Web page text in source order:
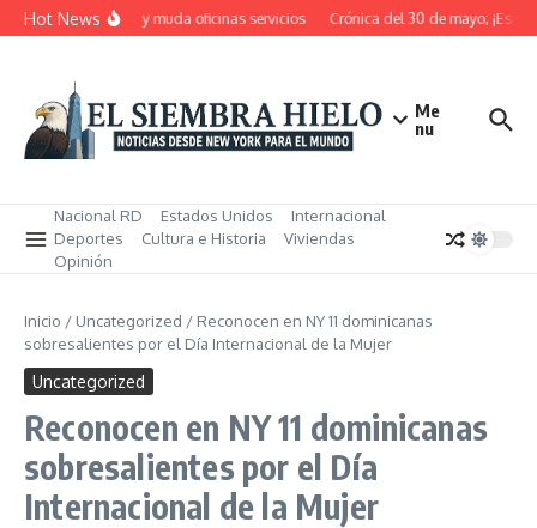
Saltar al contenido
Hot News
RD pensiona, cierra y muda oficinas servicios Crónica del 30 de mayo;
Me
nu
Nacional RD Estados Unidos
Internacional
Deportes
Cultura e Historia
Viviendas
Opinión
Inicio / Uncategorized / Reconocen en NY 11 dominicanas
sobresalientes por el Día Internacional de la Mujer
Uncategorized
Reconocen en NY 11 dominicanas
sobresalientes por el Día
Internacional de la Mujer